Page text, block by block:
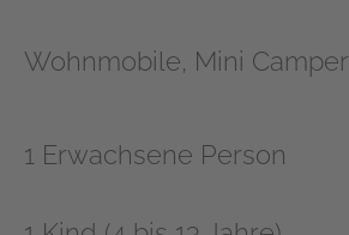
Wohnmobile, Mini Camper
1 Erwachsene Person